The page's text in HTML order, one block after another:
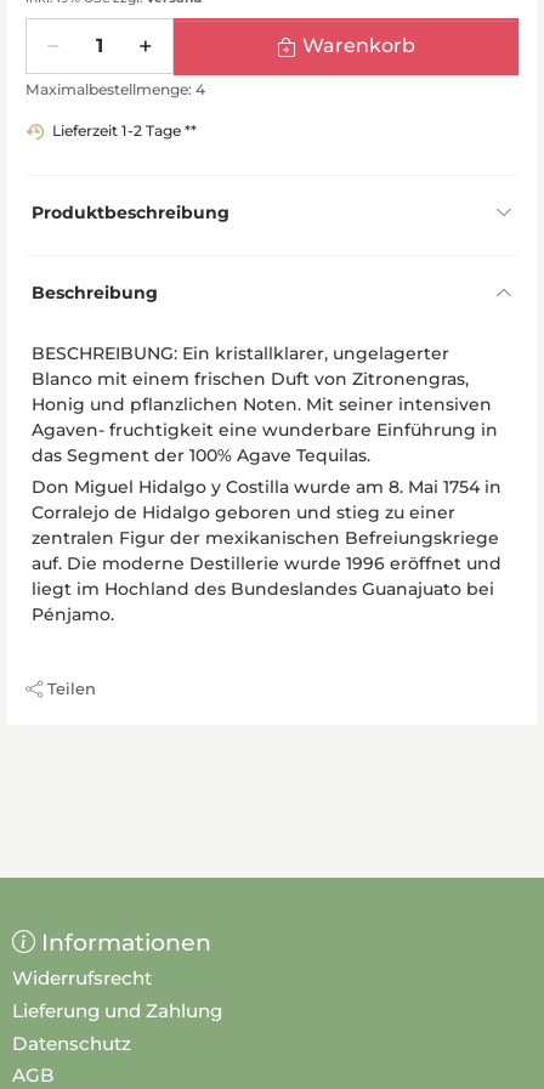
Warenkorb
Maximalbestellmenge: 4
Lieferzeit 1-2 Tage **
Produktbeschreibung
Beschreibung
BESCHREIBUNG: Ein kristallklarer, ungelagerter
Blanco mit einem frischen Duft von Zitronengras,
Honig und pflanzlichen Noten. Mit seiner intensiven
Agaven- fruchtigkeit eine wunderbare Einführung in
das Segment der 100% Agave Tequilas.
Don Miguel Hidalgo y Costilla wurde am 8. Mai 1754 in
Corralejo de Hidalgo geboren und stieg zu einer
zentralen Figur der mexikanischen Befreiungskriege
auf. Die moderne Destillerie wurde 1996 eröffnet und
liegt im Hochland des Bundeslandes Guanajuato bei
Pénjamo.
Teilen
Informationen
Widerrufsrecht
Lieferung und Zahlung
Datenschutz
AGB